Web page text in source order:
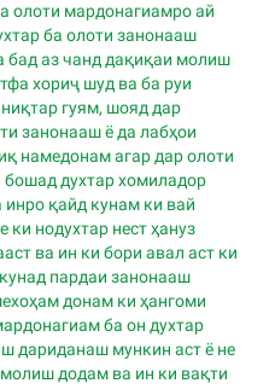
олоти мардонагиамро ай
ба олоти занонааш
бад аз чанд дақиқаи молиш
хориҷ шуд ва ба руи
гуям, шояд дар
занонааш ё да лабҳои
намедонам агар дар олоти
бошад духтар хомиладор
инро қайд кунам ки вай
ки нодухтар нест ҳануз
ва ин ки бори авал аст ки
пардаи занонааш
донам ки ҳангоми
ба он духтар
дариданаш мункин аст ё не
додам ва ин ки вақти